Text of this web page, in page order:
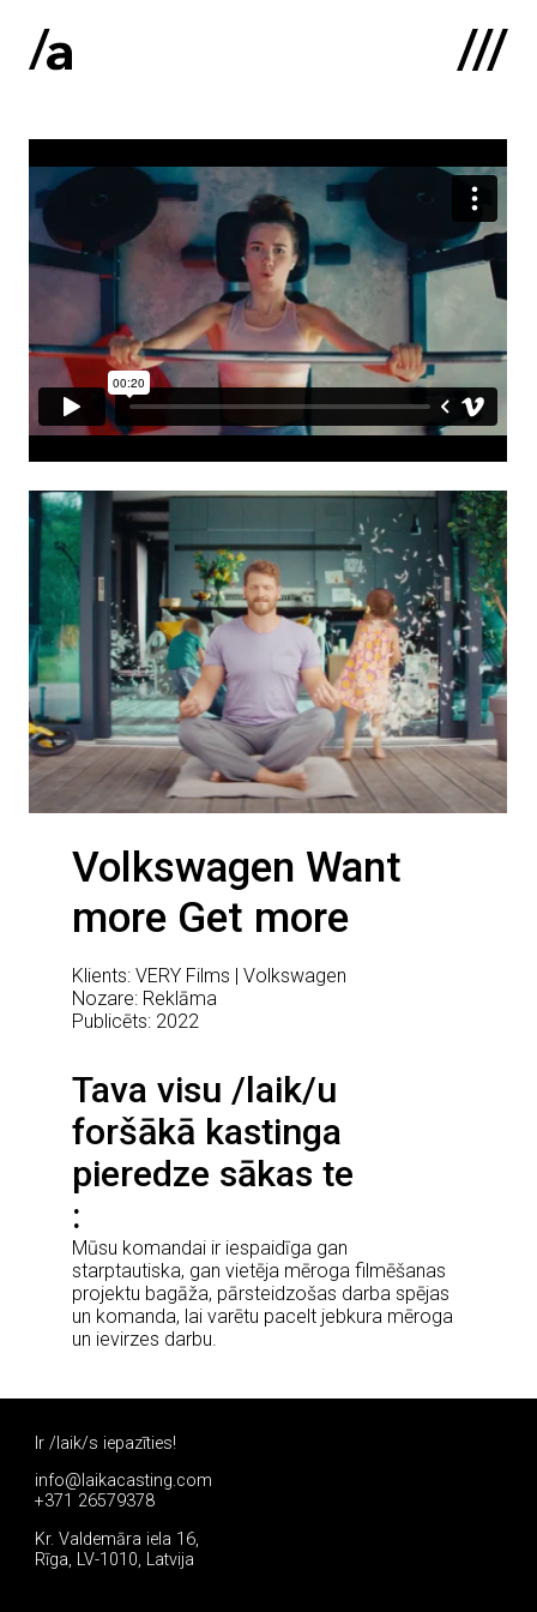
:
Sākums
Par mums
Kontakti
Portfolio
Volkswagen Want
more Get more
Klients: VERY Films | Volkswagen
Nozare: Reklāma
Publicēts: 2022
Tava visu /laik/u
foršākā kastinga
pieredze sākas te
Mūsu komandai ir iespaidīga gan
starptautiska, gan vietēja mēroga filmēšanas
projektu bagāža, pārsteidzošas darba spējas
un komanda, lai varētu pacelt jebkura mēroga
un ievirzes darbu.
Ir /laik/s iepazīties!
info@laikacasting.com
+371 26579378
Kr. Valdemāra iela 16,
Rīga, LV-1010, Latvija